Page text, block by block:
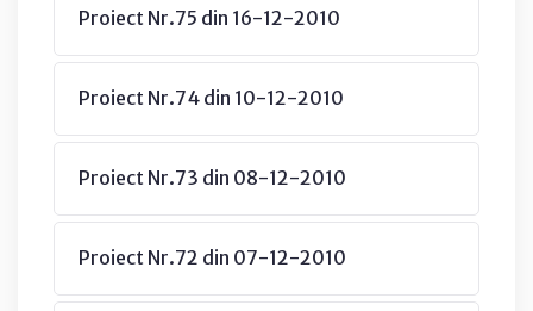
Proiect Nr.75 din 16-12-2010
Proiect Nr.74 din 10-12-2010
Proiect Nr.73 din 08-12-2010
Proiect Nr.72 din 07-12-2010